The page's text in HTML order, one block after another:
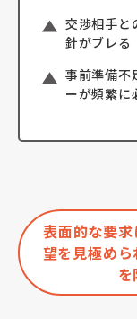
交渉相手と
針がブレる
事前準備不
ーが頻繁に
表面的な要
望を見極め